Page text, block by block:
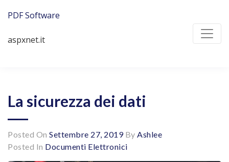
PDF Software
aspxnet.it
La sicurezza dei dati
Posted On Settembre 27, 2019By Ashlee
Posted In Documenti Elettronici